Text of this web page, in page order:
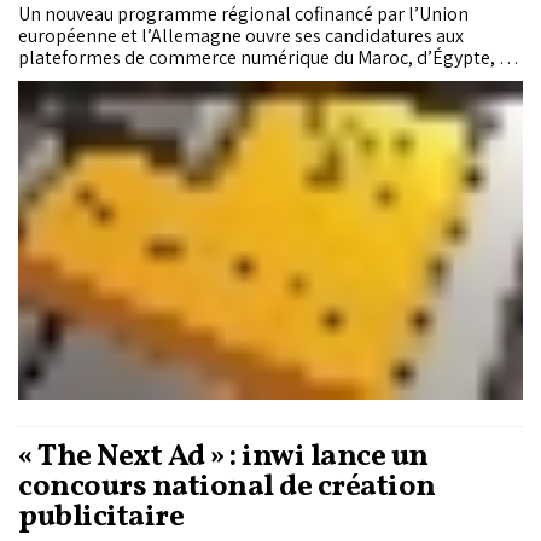
Un nouveau programme régional cofinancé par l’Union
européenne et l’Allemagne ouvre ses candidatures aux
plateformes de commerce numérique du Maroc, d’Égypte, de
Jordanie et de Tunisie. Objectif : accompagner les acteurs à
fort potentiel dans leur développement, leur innovation et
leur expansion sur les marchés régionaux et européens, via un
dispositif technique, réglementaire et commercial porté par
la GIZ et le Centre du commerce international.
« The Next Ad » : inwi lance un
concours national de création
publicitaire